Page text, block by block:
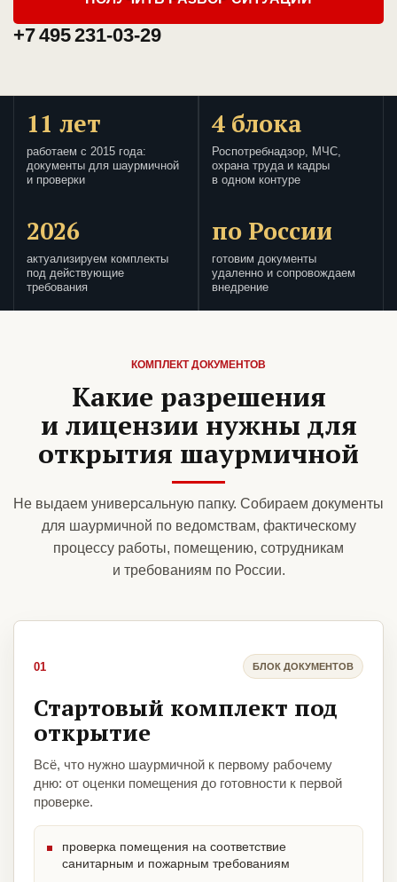
+7 495 231-03-29
11 лет
работаем с 2015 года:
документы для шаурмичной
и проверки
4 блока
Роспотребнадзор, МЧС,
охрана труда и кадры
в одном контуре
2026
актуализируем комплекты
под действующие
требования
по России
готовим документы
удаленно и сопровождаем
внедрение
КОМПЛЕКТ ДОКУМЕНТОВ
Какие разрешения
и лицензии нужны для
открытия шаурмичной
Не выдаем универсальную папку. Собираем документы
для шаурмичной по ведомствам, фактическому
процессу работы, помещению, сотрудникам
и требованиям по России.
01 БЛОК ДОКУМЕНТОВ
Стартовый комплект под
открытие
Всё, что нужно шаурмичной к первому рабочему
дню: от оценки помещения до готовности к первой
проверке.
проверка помещения на соответствие
санитарным и пожарным требованиям